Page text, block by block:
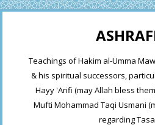
Teachings of Hakim al-Umma
& his spiritual successors,
Hayy 'Arifi (may Allah bless
Mufti Mohammad Taqi Usmani
regarding